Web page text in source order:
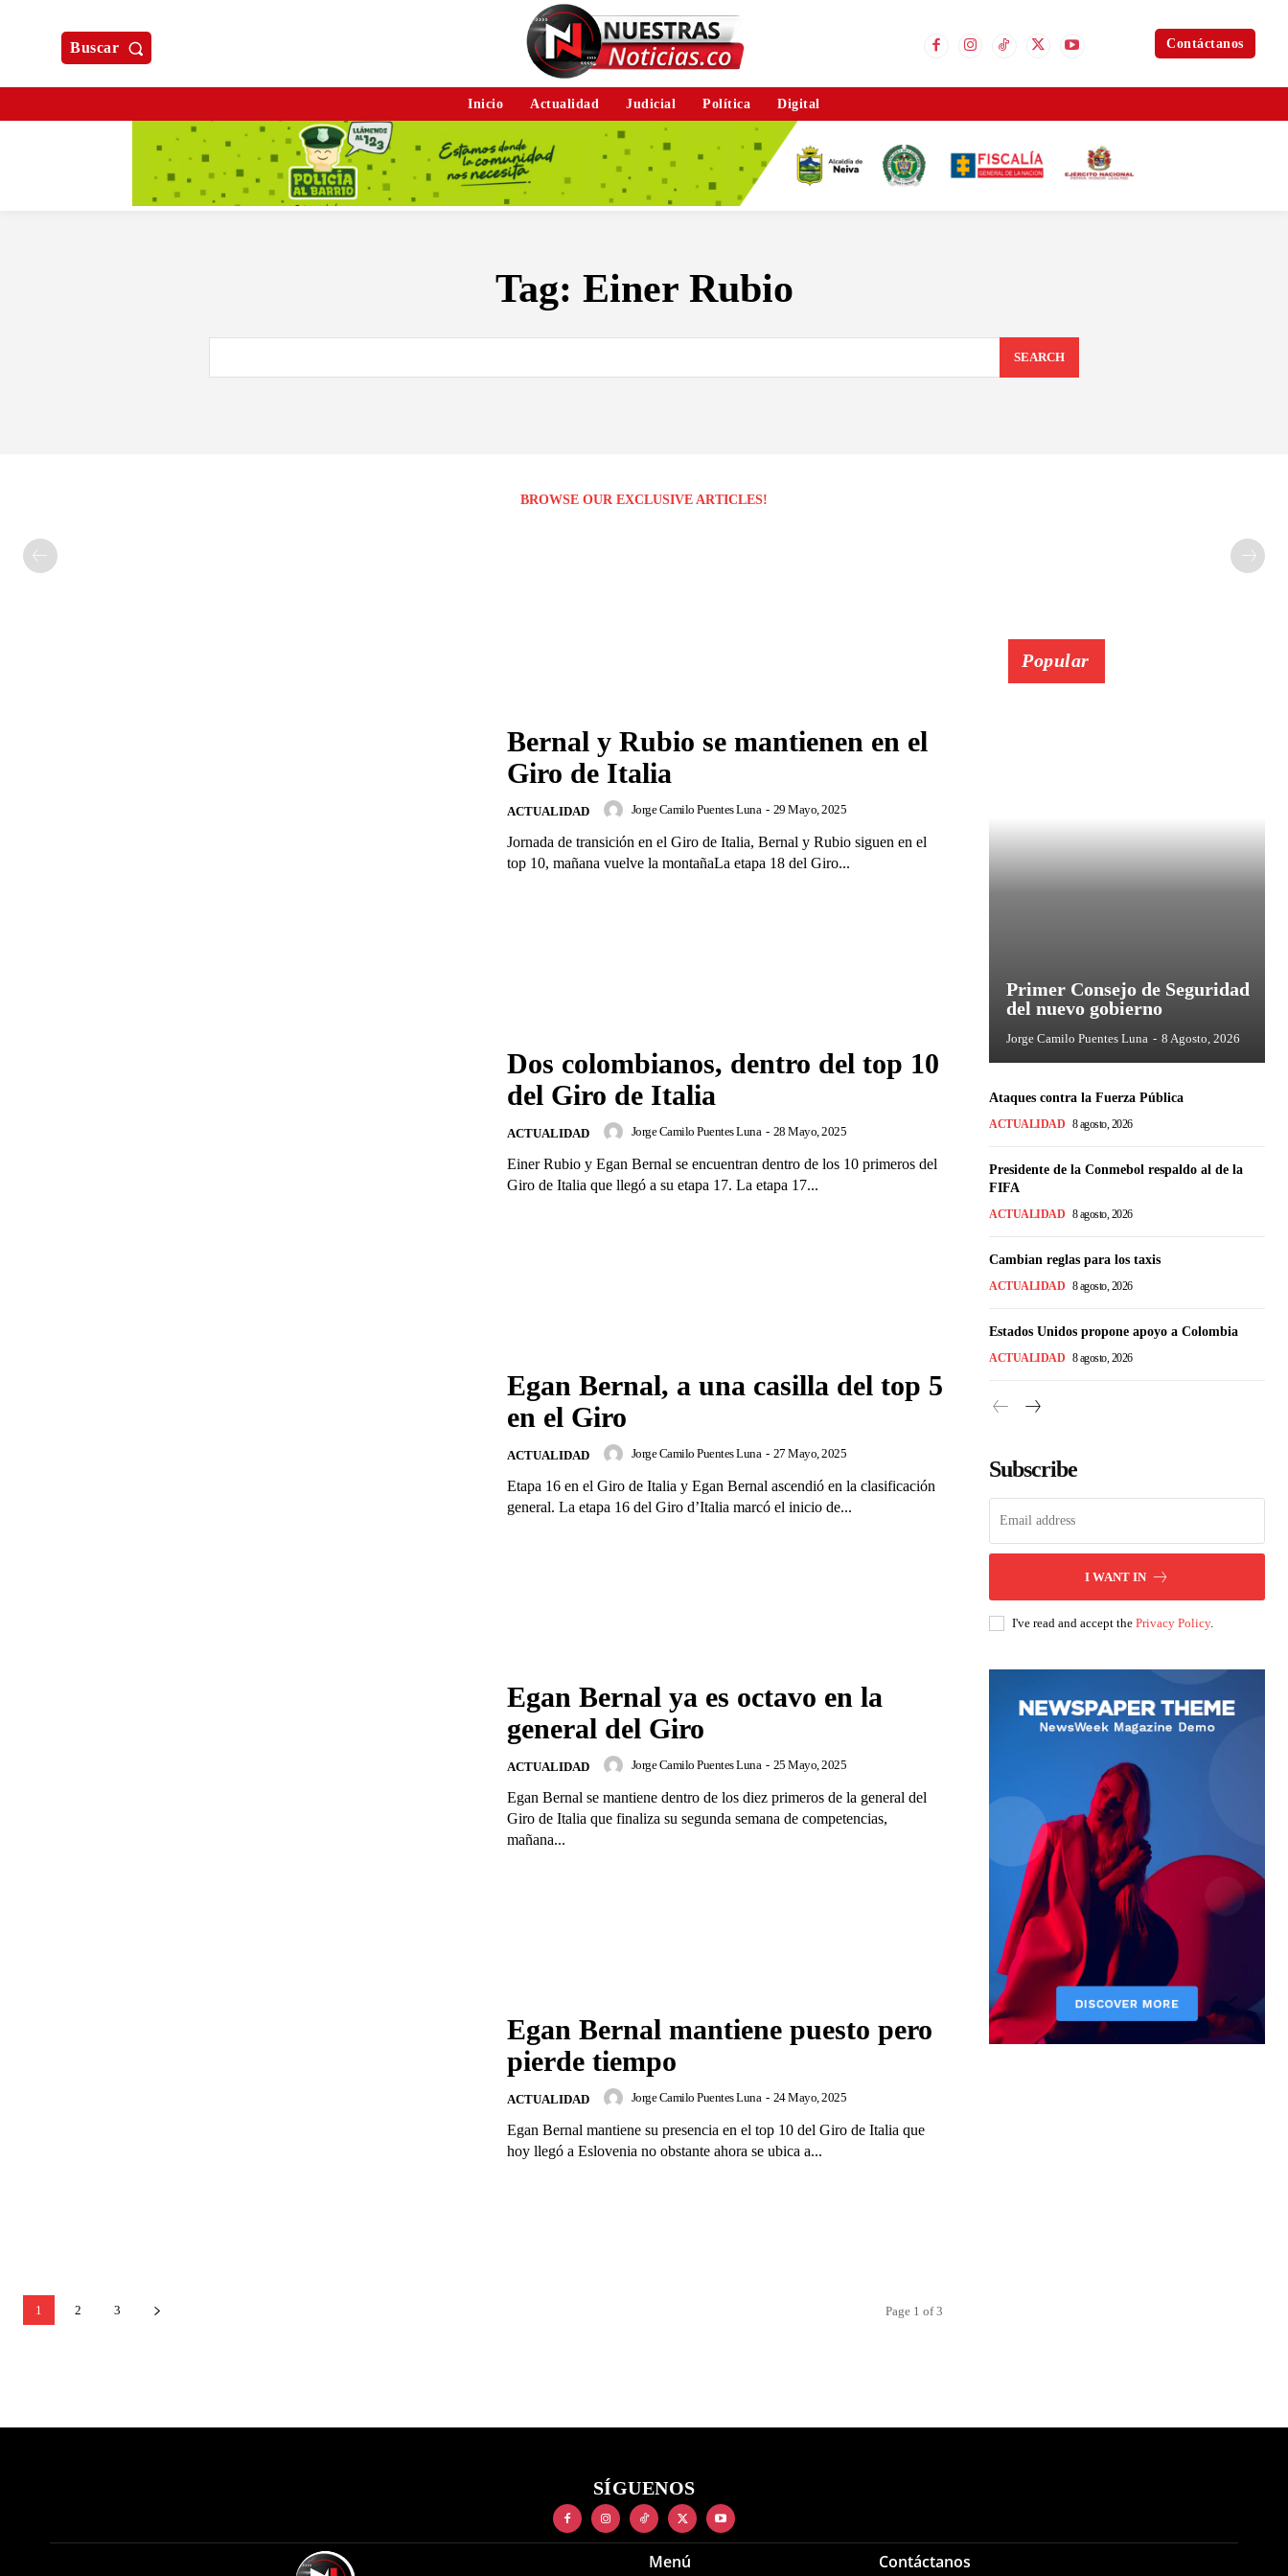
Buscar Contáctanos
Inicio Actualidad Judicial Política Digital
Tag: Einer Rubio
SEARCH
BROWSE OUR EXCLUSIVE ARTICLES!
Bernal y Rubio se mantienen en el
Giro de Italia
ACTUALIDAD Jorge Camilo Puentes Luna - 29 Mayo, 2025
Jornada de transición en el Giro de Italia, Bernal y Rubio siguen en el
top 10, mañana vuelve la montañaLa etapa 18 del Giro...
Dos colombianos, dentro del top 10
del Giro de Italia
ACTUALIDAD Jorge Camilo Puentes Luna - 28 Mayo, 2025
Einer Rubio y Egan Bernal se encuentran dentro de los 10 primeros del
Giro de Italia que llegó a su etapa 17. La etapa 17...
Egan Bernal, a una casilla del top 5
en el Giro
ACTUALIDAD Jorge Camilo Puentes Luna - 27 Mayo, 2025
Etapa 16 en el Giro de Italia y Egan Bernal ascendió en la clasificación
general. La etapa 16 del Giro d’Italia marcó el inicio de...
Egan Bernal ya es octavo en la
general del Giro
ACTUALIDAD Jorge Camilo Puentes Luna - 25 Mayo, 2025
Egan Bernal se mantiene dentro de los diez primeros de la general del
Giro de Italia que finaliza su segunda semana de competencias,
mañana...
Egan Bernal mantiene puesto pero
pierde tiempo
ACTUALIDAD Jorge Camilo Puentes Luna - 24 Mayo, 2025
Egan Bernal mantiene su presencia en el top 10 del Giro de Italia que
hoy llegó a Eslovenia no obstante ahora se ubica a...
1 2 3 Page 1 of 3
Popular
Primer Consejo de Seguridad
del nuevo gobierno
Jorge Camilo Puentes Luna - 8 Agosto, 2026
Ataques contra la Fuerza Pública
ACTUALIDAD 8 agosto, 2026
Presidente de la Conmebol respaldo al de la
FIFA
ACTUALIDAD 8 agosto, 2026
Cambian reglas para los taxis
ACTUALIDAD 8 agosto, 2026
Estados Unidos propone apoyo a Colombia
ACTUALIDAD 8 agosto, 2026
Subscribe
I WANT IN
I've read and accept the Privacy Policy.
SÍGUENOS
Menú Contáctanos